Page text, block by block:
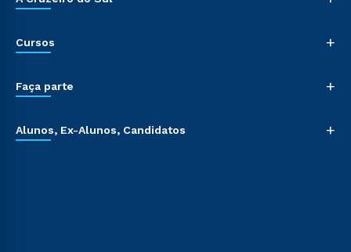
Cursos +
Faça parte +
Alunos, Ex-Alunos, Candidatos +